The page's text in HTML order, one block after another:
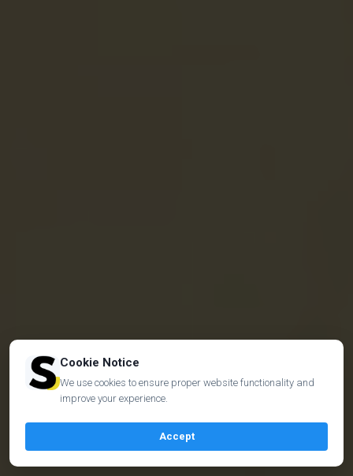
Cookie Notice
We use cookies to ensure proper website functionality and
improve your experience.
Accept